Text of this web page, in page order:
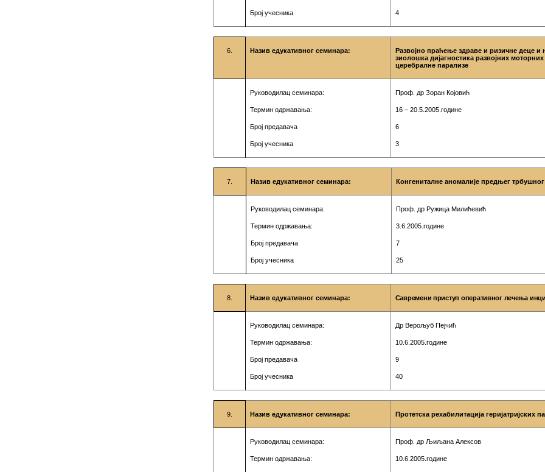
Број учесника 4
6. Назив едукативног семинара: Развојно праћење здраве и ризичне деце и
зиолошка дијагностика развојних
церебралне парализе
Руководилац семинара:
Термин одржавања:
Број предавача
Број учесника
Проф. др Зоран Којовић
16 – 20.5.2005.године
6
3
7. Назив едукативног семинара: Конгениталне аномалије предњег
Руководилац семинара:
Термин одржавања:
Број предавача
Број учесника
Проф. др Ружица Милићевић
3.6.2005.године
7
25
8. Назив едукативног семинара: Савремени приступ оперативног лечења
Руководилац семинара:
Термин одржавања:
Број предавача
Број учесника
Др Верољуб Пејчић
10.6.2005.године
9
40
9. Назив едукативног семинара: Протетска рехабилитација геријатријских
Руководилац семинара:
Термин одржавања:
Проф. др Љиљана Алексов
10.6.2005.године